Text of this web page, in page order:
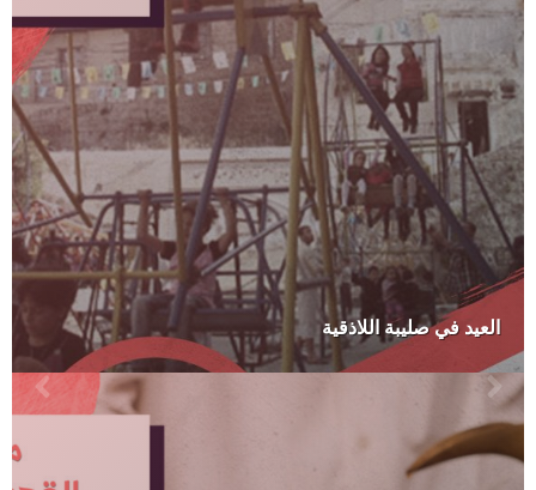
العيد في صليبة اللاذقية